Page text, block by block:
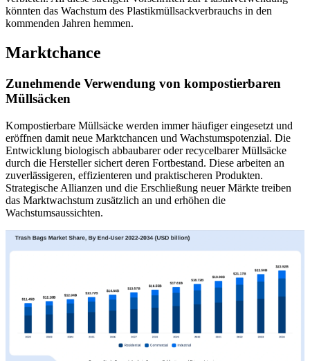
könnten das Wachstum des Plastikmüllsackverbrauchs in den
kommenden Jahren hemmen.
Marktchance
Zunehmende Verwendung von kompostierbaren
Müllsäcken
Kompostierbare Müllsäcke werden immer häufiger eingesetzt und
eröffnen damit neue Marktchancen und Wachstumspotenzial. Die
Entwicklung biologisch abbaubarer oder recycelbarer Müllsäcke
durch die Hersteller sichert deren Fortbestand. Diese arbeiten an
zuverlässigeren, effizienteren und praktischeren Produkten.
Strategische Allianzen und die Erschließung neuer Märkte treiben
das Marktwachstum zusätzlich an und erhöhen die
Wachstumsaussichten.